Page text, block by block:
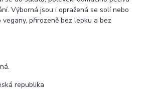
Výborná jsou i opražená se solí nebo
přirozeně bez lepku a bez
republika